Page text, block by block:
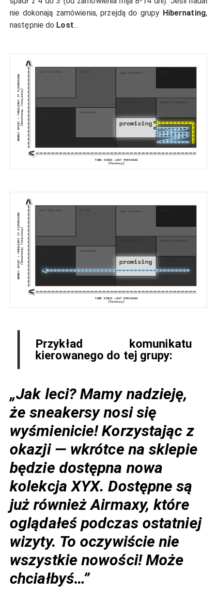
nie dokonają zamówienia, przejdą do grupy Hibernating,
następnie do Lost…
Przykład komunikatu
kierowanego do tej grupy:
„Jak leci? Mamy nadzieję,
że sneakersy nosi się
wyśmienicie! Korzystając z
okazji — wkrótce na sklepie
będzie dostępna nowa
kolekcja XYX. Dostępne są
już również Airmaxy, które
oglądałeś podczas ostatniej
wizyty. To oczywiście nie
wszystkie nowości! Może
chciałbyś…”